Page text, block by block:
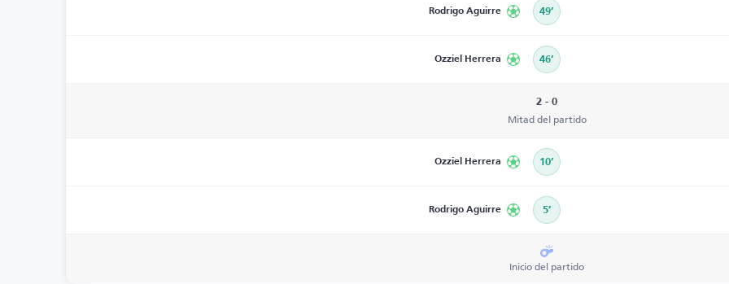
Rodrigo Aguirre 49’
Ozziel Herrera 46’
2 - 0
Mitad del partido
Ozziel Herrera 10’
Rodrigo Aguirre 5’
Inicio del partido